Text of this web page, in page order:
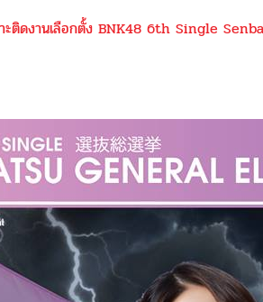
ะติดงานเลือกตั้ง BNK48 6th Single